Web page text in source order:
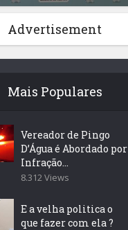
Advertisement
Mais Populares
Vereador de Pingo
D’Água é Abordado por
Infração...
8.312 Views
E a velha politica o
que fazer com ela ?